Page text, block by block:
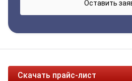
Скачать прайс-лист